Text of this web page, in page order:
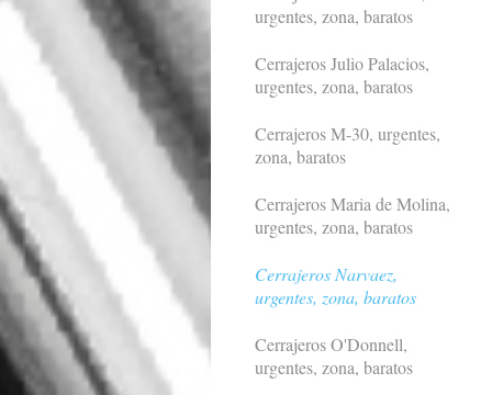
urgentes, zona, baratos
Cerrajeros Julio Palacios,
urgentes, zona, baratos
Cerrajeros M-30, urgentes,
zona, baratos
Cerrajeros Maria de Molina,
urgentes, zona, baratos
Cerrajeros Narvaez,
urgentes, zona, baratos
Cerrajeros O'Donnell,
urgentes, zona, baratos